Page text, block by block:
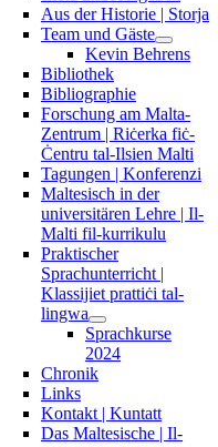
Aus der Historie | Storja
Team und Gäste
Kevin Behrens
Bibliothek
Bibliographie
Forschung am Malta-
Zentrum | Riċerka fiċ-
Ċentru tal-Ilsien Malti
Tagungen | Konferenzi
Maltesisch in der
universitären Lehre | Il-
Malti fil-kurrikulu
Praktischer
Sprachunterricht |
Klassijiet prattiċi tal-
lingwa
Sprachkurse
2024
Chronik
Links
Kontakt | Kuntatt
Das Maltesische | Il-